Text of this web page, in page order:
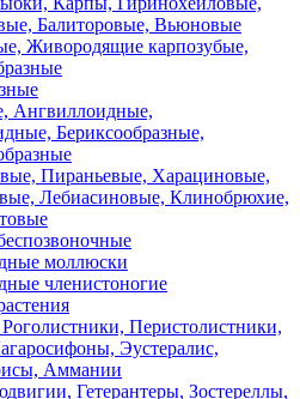
Балиторовые, Вьюновые
Живородящие карпозубые,
Ангвиллоидные,
Бериксообразные,
Пираньевые, Харациновые,
Лебиасиновые, Клинобрюхие,
моллюски
членистоногие
Перистолистники,
Эустералис,
Аммании
Гетерантеры, Зостереллы,